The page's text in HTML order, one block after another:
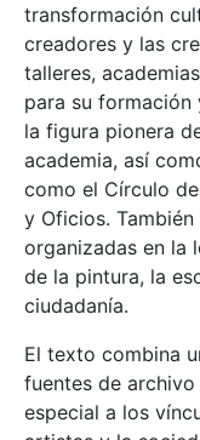
transformación
creadores y las
talleres,
para su formación
la figura pionera
academia, así
como el Círculo
y Oficios.
organizadas en la
de la pintura, la
ciudadanía.
El texto combina
fuentes de
especial a los